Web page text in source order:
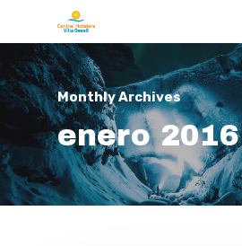
Monthly Archives
enero 2016